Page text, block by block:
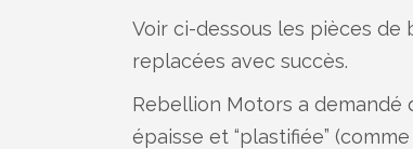
Voir ci-dessous les pièces
replacées avec succès.
Rebellion Motors a demandé
épaisse et “plastifiée”